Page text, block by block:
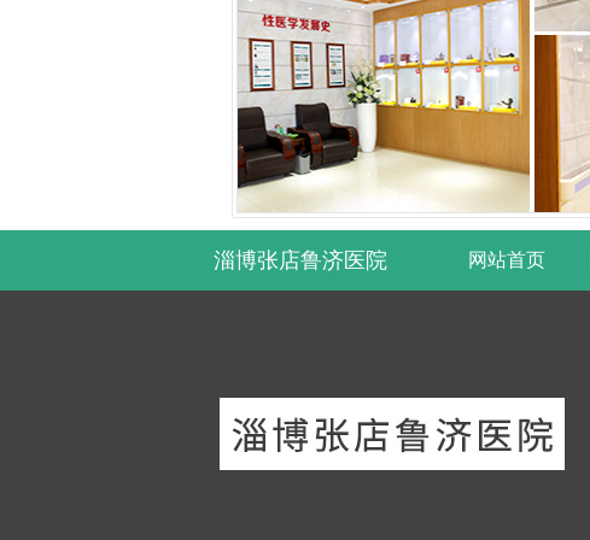
淄博张店鲁济医院 网站首页